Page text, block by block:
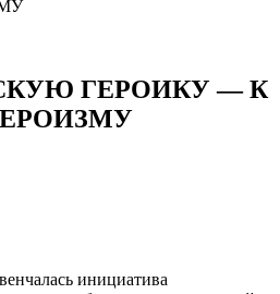
ГЕРОИКУ — К
инициатива